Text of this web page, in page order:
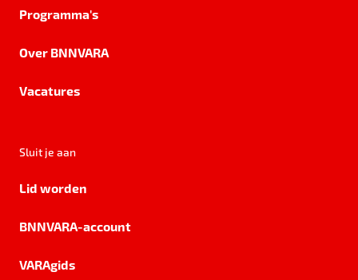
Programma's
Over BNNVARA
Vacatures
Sluit je aan
Lid worden
BNNVARA-account
VARAgids